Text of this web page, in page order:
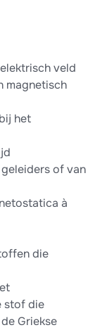
veld
magnetisch
het
of van
à
die
stof die
Griekse